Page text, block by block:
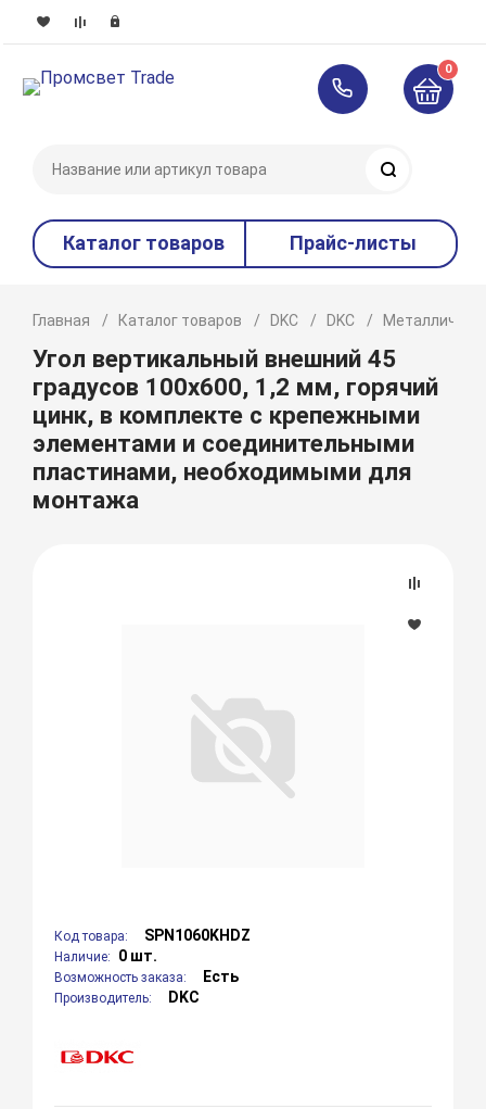
0
Каталог товаров Прайс-листы
Главная Каталог товаров DKC DKC
Угол вертикальный внешний 45
градусов 100х600, 1,2 мм, горячий
цинк, в комплекте с крепежными
элементами и соединительными
пластинами, необходимыми для
монтажа
Код товара: SPN1060KHDZ
Наличие: 0 шт.
Возможность заказа: Есть
Производитель: DKC